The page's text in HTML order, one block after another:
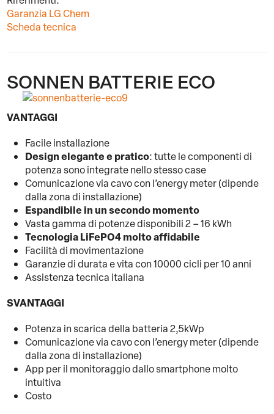
Garanzia LG Chem
Scheda tecnica
SONNEN BATTERIE ECO
VANTAGGI
Facile installazione
Design elegante e pratico: tutte le componenti di
potenza sono integrate nello stesso case
Comunicazione via cavo con l’energy meter (dipende
dalla zona di installazione)
Espandibile in un secondo momento
Vasta gamma di potenze disponibili 2 – 16 kWh
Tecnologia LiFePO4 molto affidabile
Facilità di movimentazione
Garanzie di durata e vita con 10000 cicli per 10 anni
Assistenza tecnica italiana
SVANTAGGI
Potenza in scarica della batteria 2,5kWp
Comunicazione via cavo con l’energy meter (dipende
dalla zona di installazione)
App per il monitoraggio dallo smartphone molto
intuitiva
Costo